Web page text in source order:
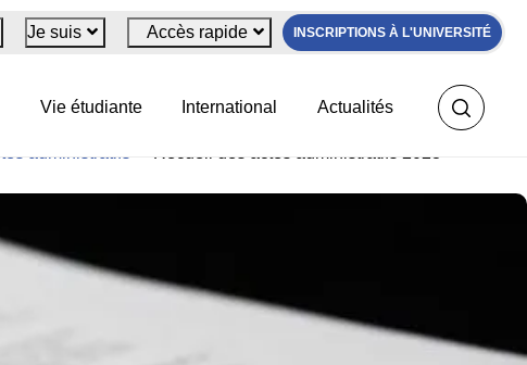
Je suis Accès rapide INSCRIPTIONS À L'UNIVERSITÉ
Vie étudiante International Actualités